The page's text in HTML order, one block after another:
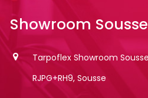
Showroom Sousse
Tarpoflex Showroom
RJPG+RH9, Sousse